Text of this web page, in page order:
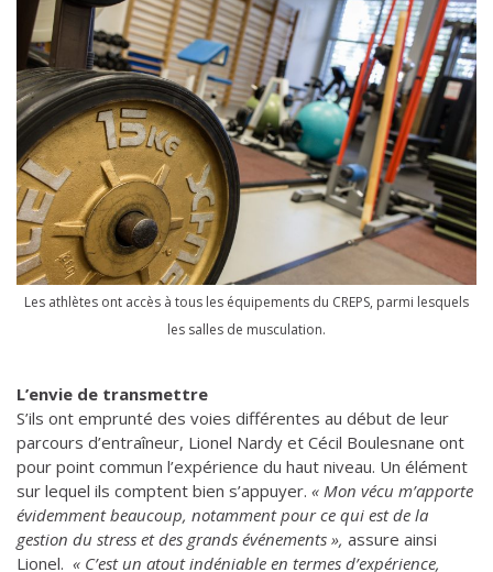
Les athlètes ont accès à tous les équipements du CREPS, parmi lesquels
les salles de musculation.
L’envie de transmettre
S’ils ont emprunté des voies différentes au début de leur
parcours d’entraîneur, Lionel Nardy et Cécil Boulesnane ont
pour point commun l’expérience du haut niveau. Un élément
sur lequel ils comptent bien s’appuyer. « Mon vécu m’apporte
évidemment beaucoup, notamment pour ce qui est de la
gestion du stress et des grands événements », assure ainsi
Lionel. « C’est un atout indéniable en termes d’expérience,